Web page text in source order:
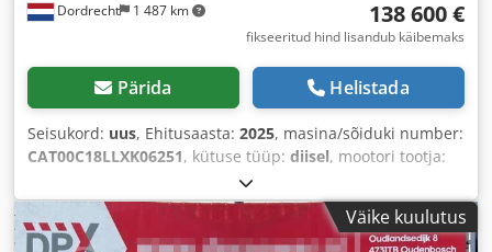
Dordrecht 1 487 km 138 600 €
fikseeritud hind lisandub käibemaks
Pärida Helistada
Seisukord: uus, Ehitusaasta: 2025, masina/sõiduki number:
CAT00C18LLXK06251, kütuse tüüp: diisel, mootori tootja:
Väike kuulutus